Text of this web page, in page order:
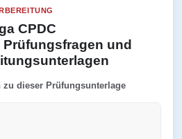
CPDC
Prüfungsfragen und
dieser Prüfungsunterlage